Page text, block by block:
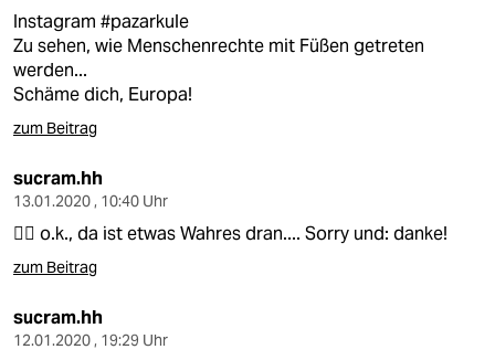
Instagram #pazarkule
Zu sehen, wie Menschenrechte mit Füßen getreten
werden...
Schäme dich, Europa!
zum Beitrag
sucram.hh
13.01.2020 , 10:40 Uhr
👍🏻 o.k., da ist etwas Wahres dran.... Sorry und: danke!
zum Beitrag
sucram.hh
12.01.2020 , 19:29 Uhr